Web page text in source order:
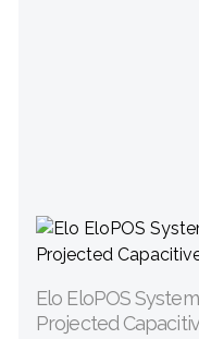
Elo EloPOS
Projected